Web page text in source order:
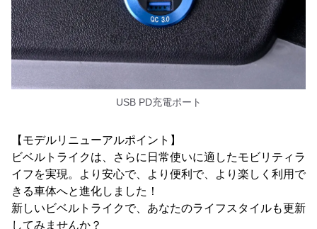
USB PD充電ポート
【モデルリニューアルポイント】
ビベルトライクは、さらに日常使いに適したモビリティラ
イフを実現。より安心で、より便利で、より楽しく利用で
きる車体へと進化しました！
新しいビベルトライクで、あなたのライフスタイルも更新
してみませんか？